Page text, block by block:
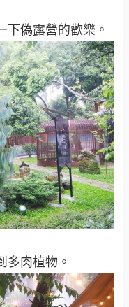
下偽露營的歡樂。
多肉植物。